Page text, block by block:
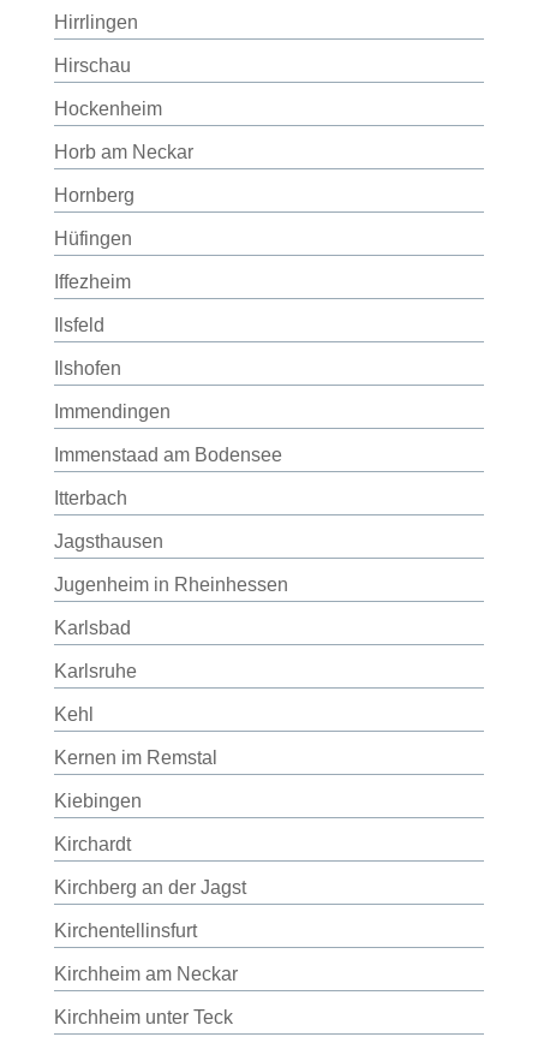
Hirrlingen
Hirschau
Hockenheim
Horb am Neckar
Hornberg
Hüfingen
Iffezheim
Ilsfeld
Ilshofen
Immendingen
Immenstaad am Bodensee
Itterbach
Jagsthausen
Jugenheim in Rheinhessen
Karlsbad
Karlsruhe
Kehl
Kernen im Remstal
Kiebingen
Kirchardt
Kirchberg an der Jagst
Kirchentellinsfurt
Kirchheim am Neckar
Kirchheim unter Teck